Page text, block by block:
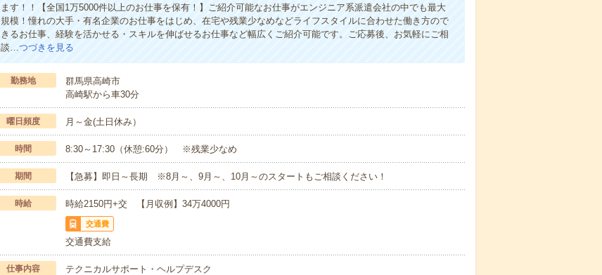
ます！！【全国1万5000件以上のお仕事を保有！】ご紹介可能なお仕事がエンジニア系派遣会社の中でも最大
規模！憧れの大手・有名企業のお仕事をはじめ、在宅や残業少なめなどライフスタイルに合わせた働き方ので
きるお仕事、経験を活かせる・スキルを伸ばせるお仕事など幅広くご紹介可能です。ご応募後、お気軽にご相
談…つづきを見る
勤務地
群馬県高崎市
高崎駅から車30分
曜日頻度 月～金(土日休み）
時間 8:30～17:30（休憩:60分） ※残業少なめ
期間 【急募】即日～長期 ※8月～、9月～、10月～のスタートもご相談ください！
時給 時給2150円+交 【月収例】34万4000円
交通費
交通費支給
仕事内容
テクニカルサポート・ヘルプデスク